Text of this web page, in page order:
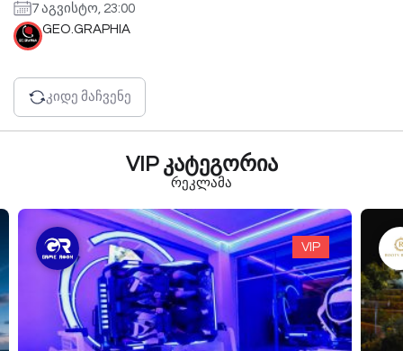
7 აგვისტო, 23:00
GEO.GRAPHIA
კიდე მაჩვენე
VIP კატეგორია
რეკლამა
VIP